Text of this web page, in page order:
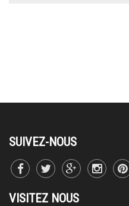
SUIVEZ-NOUS
VISITEZ NOUS